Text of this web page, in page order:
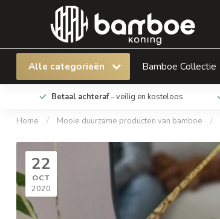
Alle categorieën Bamboe Collectie
Betaal achteraf– veilig en kosteloos
Home / Mooie duurzame producten van bamboe /
22
OCT
2020